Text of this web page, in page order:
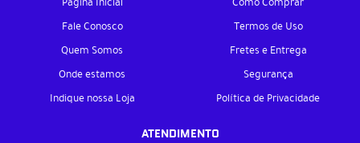
Fale Conosco
Quem Somos
Onde estamos
Indique nossa Loja
Termos de Uso
Fretes e Entrega
Segurança
Política de Privacidade
ATENDIMENTO